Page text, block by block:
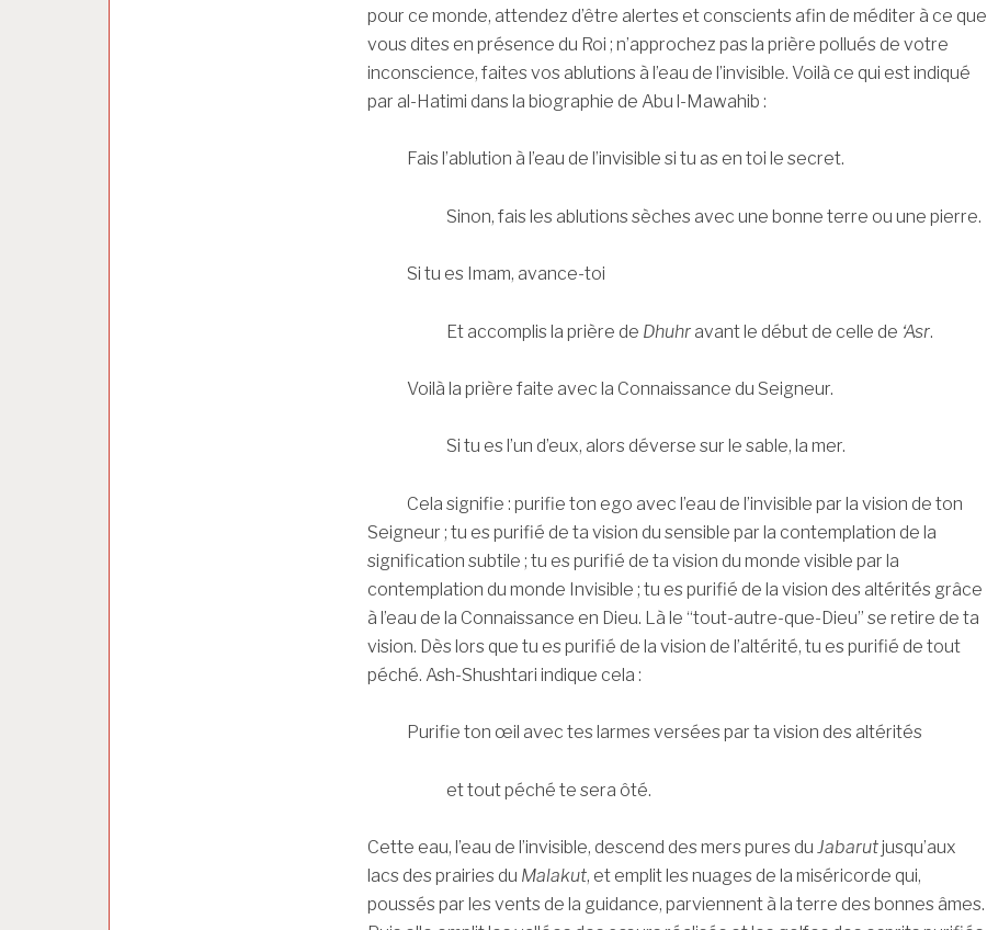
pour ce monde, attendez d’être alertes et conscients afin de méditer à ce que
vous dites en présence du Roi ; n’approchez pas la prière pollués de votre
inconscience, faites vos ablutions à l’eau de l’invisible. Voilà ce qui est indiqué
par al-Hatimi dans la biographie de Abu l-Mawahib :
Fais l’ablution à l’eau de l’invisible si tu as en toi le secret.
Sinon, fais les ablutions sèches avec une bonne terre ou une pierre.
Si tu es Imam, avance-toi
Et accomplis la prière de Dhuhravant le début de celle de ‘Asr.
Voilà la prière faite avec la Connaissance du Seigneur.
Si tu es l’un d’eux, alors déverse sur le sable, la mer.
Cela signifie : purifie ton ego avec l’eau de l’invisible par la vision de ton
Seigneur ; tu es purifié de ta vision du sensible par la contemplation de la
signification subtile ; tu es purifié de ta vision du monde visible par la
contemplation du monde Invisible ; tu es purifié de la vision des altérités grâce
à l’eau de la Connaissance en Dieu. Là le “tout-autre-que-Dieu” se retire de ta
vision. Dès lors que tu es purifié de la vision de l’altérité, tu es purifié de tout
péché. Ash-Shushtari indique cela :
Purifie ton œil avec tes larmes versées par ta vision des altérités
et tout péché te sera ôté.
Cette eau, l’eau de l’invisible, descend des mers pures du Jabarutjusqu’aux
lacs des prairies du Malakut, et emplit les nuages de la miséricorde qui,
poussés par les vents de la guidance, parviennent à la terre des bonnes âmes.